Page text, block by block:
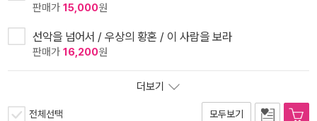
판매가 15,000원
선악을 넘어서 / 우상의 황혼 / 이 사람을 보라
판매가 16,200원
더보기
전체선택 모두보기